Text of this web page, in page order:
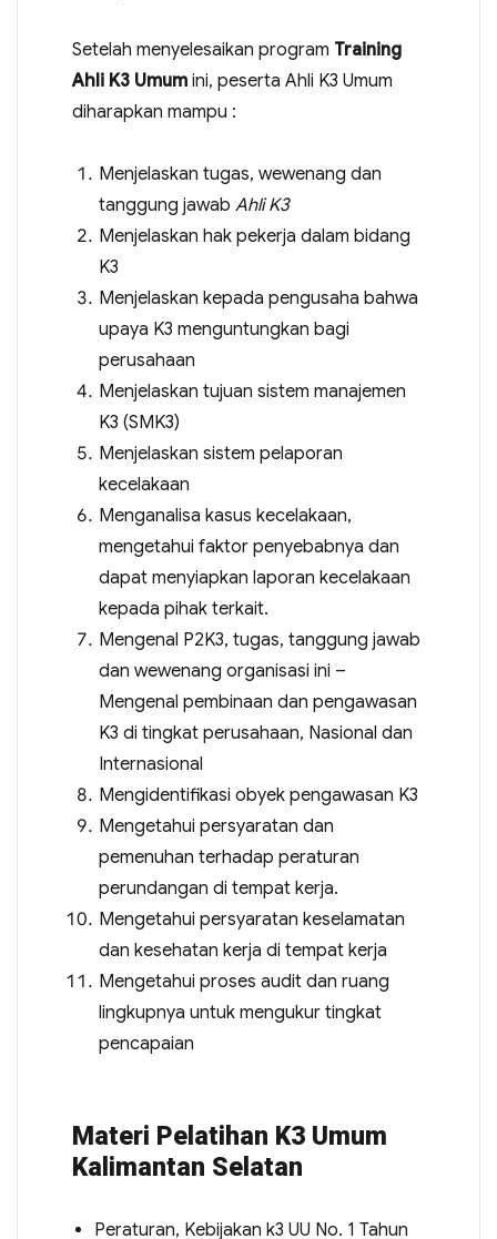
Setelah menyelesaikan program Training
Ahli K3 Umumini, peserta Ahli K3 Umum
diharapkan mampu :
Menjelaskan tugas, wewenang dan
tanggung jawab Ahli K3
Menjelaskan hak pekerja dalam bidang
K3
Menjelaskan kepada pengusaha bahwa
upaya K3 menguntungkan bagi
perusahaan
Menjelaskan tujuan sistem manajemen
K3 (SMK3)
Menjelaskan sistem pelaporan
kecelakaan
Menganalisa kasus kecelakaan,
mengetahui faktor penyebabnya dan
dapat menyiapkan laporan kecelakaan
kepada pihak terkait.
Mengenal P2K3, tugas, tanggung jawab
dan wewenang organisasi ini –
Mengenal pembinaan dan pengawasan
K3 di tingkat perusahaan, Nasional dan
Internasional
Mengidentifikasi obyek pengawasan K3
Mengetahui persyaratan dan
pemenuhan terhadap peraturan
perundangan di tempat kerja.
Mengetahui persyaratan keselamatan
dan kesehatan kerja di tempat kerja
Mengetahui proses audit dan ruang
lingkupnya untuk mengukur tingkat
pencapaian
Materi Pelatihan K3 Umum
Kalimantan Selatan
Peraturan, Kebijakan k3 UU No. 1 Tahun